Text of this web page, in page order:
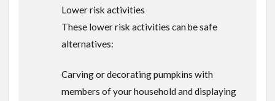
Lower risk activities
These lower risk activities can be safe
alternatives:
Carving or decorating pumpkins with
members of your household and displaying